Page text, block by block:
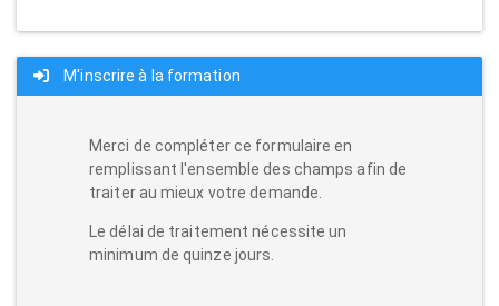
M'inscrire à la formation
Merci de compléter ce formulaire en
remplissant l'ensemble des champs afin de
traiter au mieux votre demande.
Le délai de traitement nécessite un
minimum de quinze jours.